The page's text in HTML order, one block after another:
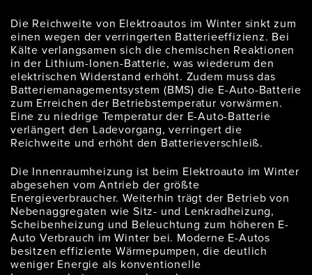
Die Reichweite von Elektroautos im Winter sinkt zum
einen wegen der verringerten Batterieeffizienz. Bei
Kälte verlangsamen sich die chemischen Reaktionen
in der Lithium-Ionen-Batterie, was wiederum den
elektrischen Widerstand erhöht. Zudem muss das
Batteriemanagementsystem (BMS) die E-Auto-Batterie
zum Erreichen der Betriebstemperatur vorwärmen.
Eine zu niedrige Temperatur der E-Auto-Batterie
verlängert den Ladevorgang, verringert die
Reichweite und erhöht den Batterieverschleiß.
Die Innenraumheizung ist beim Elektroauto im Winter
abgesehen vom Antrieb der größte
Energieverbraucher. Weiterhin trägt der Betrieb von
Nebenaggregaten wie Sitz- und Lenkradheizung,
Scheibenheizung und Beleuchtung zum höheren E-
Auto Verbrauch im Winter bei. Moderne E-Autos
besitzen effiziente Wärmepumpen, die deutlich
weniger Energie als konventionelle